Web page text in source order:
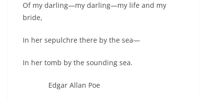
Of my darling—my darling—my life and my
bride,
In her sepulchre there by the sea—
In her tomb by the sounding sea.
Edgar Allan Poe